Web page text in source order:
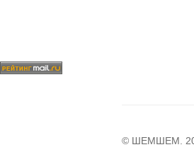
© ШЕМШЕМ.